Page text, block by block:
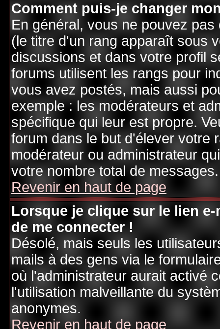
Comment puis-je changer
En général, vous ne pouvez
(le titre d'un rang apparaît sous
discussions et dans votre profil
forums utilisent les rangs pour
vous avez postés, mais aussi
exemple : les modérateurs et
spécifique qui leur est propre.
forum dans le but d'élever votre
modérateur ou administrateur
votre nombre total de messages.
Revenir en haut de page
Lorsque je clique sur le lien
de me connecter !
Désolé, mais seuls les
mails à des gens via le
où l'administrateur aurait activé
l'utilisation malveillante du
anonymes.
Revenir en haut de page